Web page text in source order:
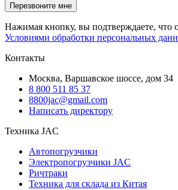
Нажимая кнопку, вы подтверждаете, что
Условиями обработки персональных
Контакты
Москва, Варшавское шоссе, дом 34
8 800 511 85 37
8800jac@gmail.com
Написать директору
Техника JAC
Автопогрузчики
Электропогрузчики JAC
Ричтраки
Техника для склада из Китая